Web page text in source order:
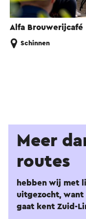
Alfa Brouwerijcafé
Schinnen
Meer
routes
hebben wij met
uitgezocht, want
gaat kent Zuid-